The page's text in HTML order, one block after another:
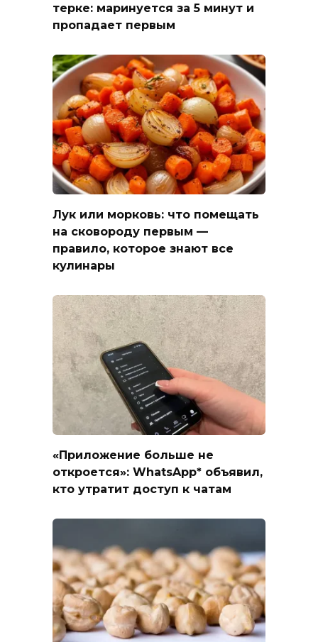
терке: маринуется за 5 минут и
пропадает первым
Лук или морковь: что помещать
на сковороду первым —
правило, которое знают все
кулинары
«Приложение больше не
откроется»: WhatsApp* объявил,
кто утратит доступ к чатам